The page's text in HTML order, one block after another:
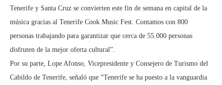
Tenerife y Santa Cruz se convierten este fin de semana en capital de la
música gracias al Tenerife Cook Music Fest. Contamos con 800
personas trabajando para garantizar que cerca de 55.000 personas
disfruten de la mejor oferta cultural”.
Por su parte, Lope Afonso, Vicepresidente y Consejero de Turismo del
Cabildo de Tenerife, señaló que “Tenerife se ha puesto a la vanguardia